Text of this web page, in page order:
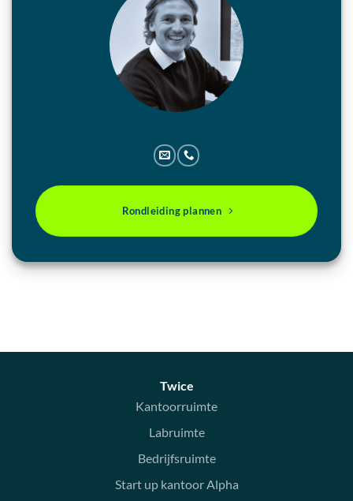
Rondleiding plannen
Twice
Kantoorruimte
Labruimte
Bedrijfsruimte
Start up kantoor Alpha